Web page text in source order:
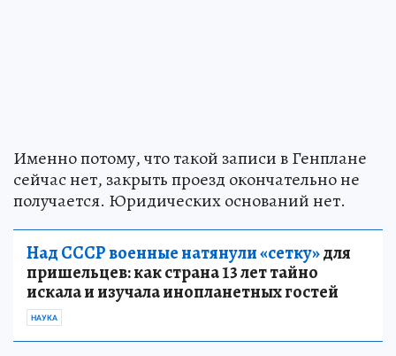
Именно потому, что такой записи в Генплане
сейчас нет, закрыть проезд окончательно не
получается. Юридических оснований нет.
Над СССР военные натянули «сетку»для
пришельцев: как страна 13 лет тайно
искала и изучала инопланетных гостей
НАУКА